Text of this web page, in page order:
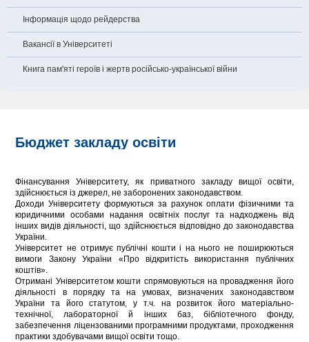
Інформація щодо рейдерства
Вакансії в Університеті
Книга пам'яті героїв і жертв російсько-української війни
Бюджет закладу освіти
Фінансування Університету, як приватного закладу вищої освіти,
здійснюється із джерел, не заборонених законодавством.
Доходи Університету формуються за рахунок оплати фізичними та
юридичними особами надання освітніх послуг та надходжень від
інших видів діяльності, що здійснюється відповідно до законодавства
України.
Університет не отримує публічні кошти і на нього не поширюються
вимоги Закону України «Про відкритість використання публічних
коштів».
Отримані Університетом кошти спрямовуються на провадження його
діяльності в порядку та на умовах, визначених законодавством
України та його статутом, у т.ч. на розвиток його матеріально-
технічної, лабораторної й інших баз, бібліотечного фонду,
забезпечення ліцензованими програмними продуктами, проходження
практики здобувачами вищої освіти тощо.